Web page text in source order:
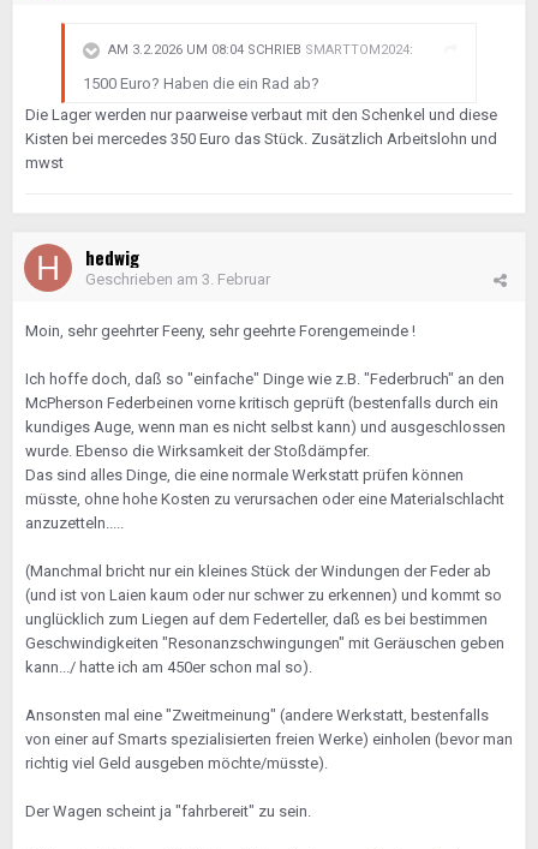
AM 3.2.2026 UM 08:04 SCHRIEB SMARTTOM2024:
1500 Euro? Haben die ein Rad ab?
Die Lager werden nur paarweise verbaut mit den Schenkel und diese
Kisten bei mercedes 350 Euro das Stück. Zusätzlich Arbeitslohn und
mwst
hedwig
Geschrieben am 3. Februar
Moin, sehr geehrter Feeny, sehr geehrte Forengemeinde !
Ich hoffe doch, daß so "einfache" Dinge wie z.B. "Federbruch" an den
McPherson Federbeinen vorne kritisch geprüft (bestenfalls durch ein
kundiges Auge, wenn man es nicht selbst kann) und ausgeschlossen
wurde. Ebenso die Wirksamkeit der Stoßdämpfer.
Das sind alles Dinge, die eine normale Werkstatt prüfen können
müsste, ohne hohe Kosten zu verursachen oder eine Materialschlacht
anzuzetteln.....
(Manchmal bricht nur ein kleines Stück der Windungen der Feder ab
(und ist von Laien kaum oder nur schwer zu erkennen) und kommt so
unglücklich zum Liegen auf dem Federteller, daß es bei bestimmen
Geschwindigkeiten "Resonanzschwingungen" mit Geräuschen geben
kann.../ hatte ich am 450er schon mal so).
Ansonsten mal eine "Zweitmeinung" (andere Werkstatt, bestenfalls
von einer auf Smarts spezialisierten freien Werke) einholen (bevor man
richtig viel Geld ausgeben möchte/müsste).
Der Wagen scheint ja "fahrbereit" zu sein.